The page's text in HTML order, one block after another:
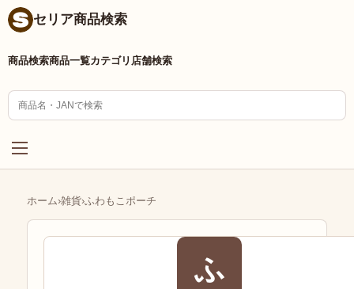
セリア商品検索
商品検索商品一覧カテゴリ 店舗検索
ホーム›雑貨›ふわもこポーチ
ふ